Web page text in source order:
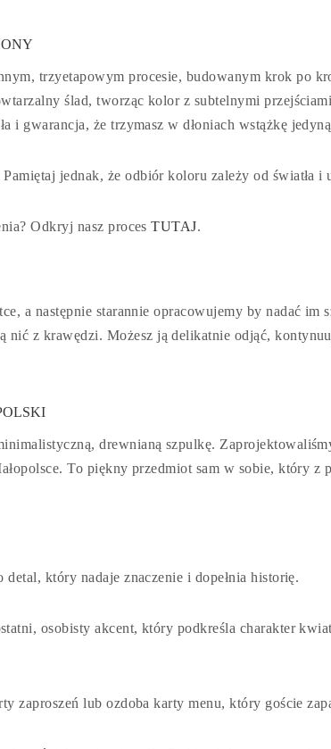
trzyetapowym procesie, budowanym krok po
ślad, tworząc kolor z subtelnymi
i gwarancja, że trzymasz w dłoniach wstążkę
jednak, że odbiór koloru zależy od światła i
Odkryj nasz procesTUTAJ.
a następnie starannie opracowujemy by nadać im
nić z krawędzi. Możesz ją delikatnie odjąć,
drewnianą szpulkę.
To piękny przedmiot sam w sobie, który z
który nadaje znaczenie i dopełnia historię.
osobisty akcent, który podkreśla charakter
zaproszeń lub ozdoba karty menu, który goście